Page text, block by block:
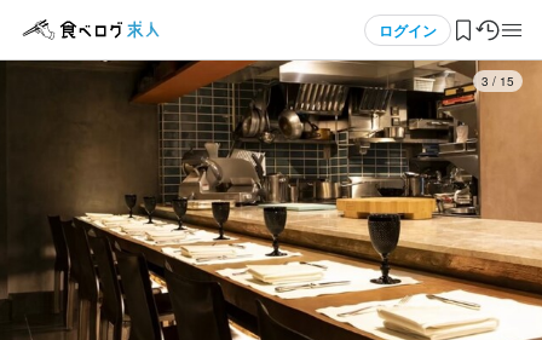
ログイン
ログイン・無料会員登録
食べログ求人TOP
求人検索
マイページ管理
3 / 15
インフィニート ヒロ
ホールスタッフ・サービススタッフ
ホールスタッフ・サービススタッフ
月給280,000円〜380,000円
ボーナス・賞与あり 昇給あり 交通費支給 資格手当・スキル手当あり
応募画面へ進む
インフィニート ヒロ
料理長候補
料理長候補
月給350,000円〜500,000円
ボーナス・賞与あり 昇給あり 交通費支給 資格手当・スキル手当あり
応募画面へ進む
インフィニート ヒロ
調理師・調理スタッフ
調理師・調理スタッフ
月給280,000円〜380,000円
ボーナス・賞与あり 昇給あり 交通費支給 資格手当・スキル手当あり
応募画面へ進む
インフィニート ヒロ
ホールスタッフ・サービススタッフ
ホールスタッフ・サービススタッフ
時給1,500円〜2,199円
ボーナス・賞与あり 昇給あり 交通費支給 資格手当・スキル手当あり
応募画面へ進む
インフィニート ヒロ
調理師・調理スタッフ
調理師・調理スタッフ
時給1,400円〜1,800円
ボーナス・賞与あり 昇給あり 交通費支給 資格手当・スキル手当あり
応募画面へ進む